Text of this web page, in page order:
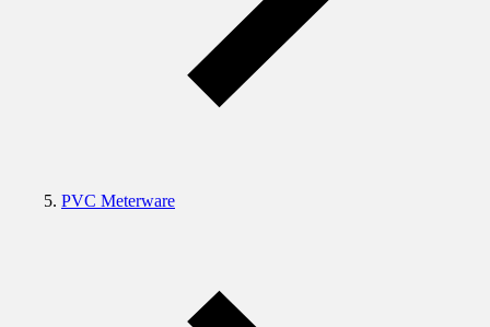
PVC Meterware